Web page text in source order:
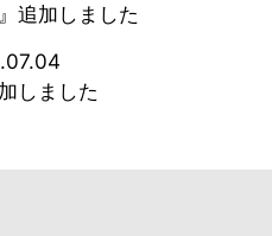
』追加しました
しました